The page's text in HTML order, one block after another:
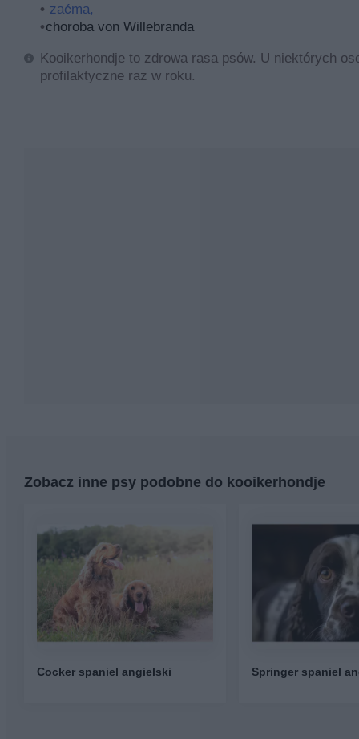
zaćma,
choroba von Willebranda
Kooikerhondje to zdrowa rasa psów. U niektórych
profilaktyczne raz w roku.
Zobacz inne psy podobne do kooikerhondje
Cocker spaniel angielski Springer spaniel